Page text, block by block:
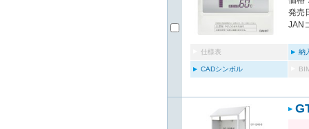
発売
JAN
仕様表 納
CADシンボル